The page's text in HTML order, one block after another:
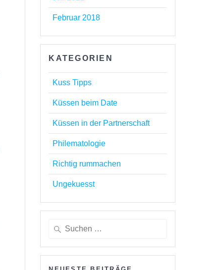
Februar 2018
KATEGORIEN
Kuss Tipps
Küssen beim Date
Küssen in der Partnerschaft
Philematologie
Richtig rummachen
Ungekuesst
Suchen